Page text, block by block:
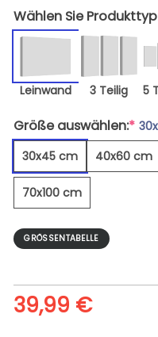
Wählen Sie
Leinwand 3 Teilig 5
Größe auswählen:*
30x45 cm
40x60 cm
70x100 cm
GRÖSSENTABELLE
39,99 €